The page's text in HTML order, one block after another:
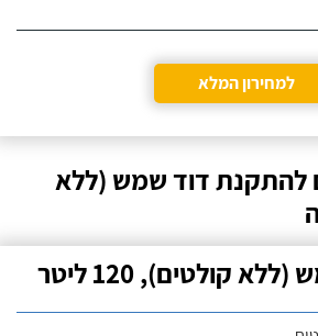
למחירון המלא
להתקנת דוד שמש (ללא
קולטים), 120 ליטר